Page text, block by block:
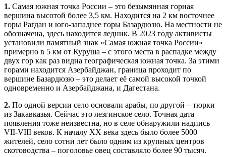
1. Самая южная точка России – это безымянная горная
вершина высотой более 3,5 км. Находится на 2 км восточнее
горы Рагдан и юго-западнее горы Базардюзю. На местности не
обозначена, здесь находится ледник. В 2023 году активисты
установили памятный знак «Самая южная точка России»
примерно в 5 км от Куруша – с этого места в распадке между
двух гор как раз видна географическая южная точка. За этими
горами находится Азербайджан, граница проходит по
вершине Базардюзю – это делает её самой высокой точкой
одновременно и Азербайджана, и Дагестана.
2. По одной версии село основали арабы, по другой – тюрки
из Закавказья. Сейчас это лезгинское село. Точная дата
появления тоже неизвестна, но в селе обнаружили надпись
VII-VIII веков. К началу XX века здесь было более 5000
жителей, село сотни лет было одним из крупных центров
скотоводства – поголовье овец составляло более 90 тысяч.